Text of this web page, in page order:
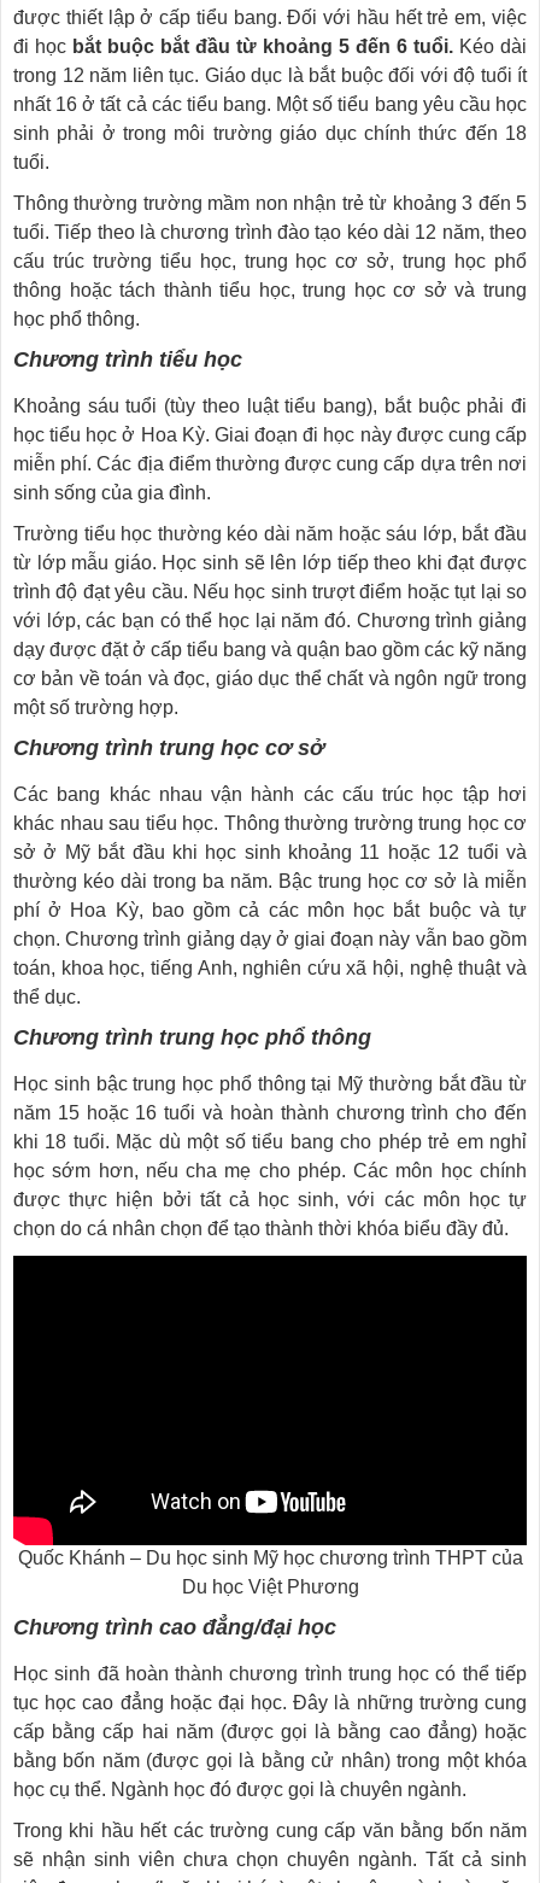
được thiết lập ở cấp tiểu bang. Đối với hầu hết trẻ em, việc
đi học bắt buộc bắt đầu từ khoảng 5 đến 6 tuổi. Kéo dài
trong 12 năm liên tục. Giáo dục là bắt buộc đối với độ tuổi ít
nhất 16 ở tất cả các tiểu bang. Một số tiểu bang yêu cầu học
sinh phải ở trong môi trường giáo dục chính thức đến 18
tuổi.
Thông thường trường mầm non nhận trẻ từ khoảng 3 đến 5
tuổi. Tiếp theo là chương trình đào tạo kéo dài 12 năm, theo
cấu trúc trường tiểu học, trung học cơ sở, trung học phổ
thông hoặc tách thành tiểu học, trung học cơ sở và trung
học phổ thông.
Chương trình tiểu học
Khoảng sáu tuổi (tùy theo luật tiểu bang), bắt buộc phải đi
học tiểu học ở Hoa Kỳ. Giai đoạn đi học này được cung cấp
miễn phí. Các địa điểm thường được cung cấp dựa trên nơi
sinh sống của gia đình.
Trường tiểu học thường kéo dài năm hoặc sáu lớp, bắt đầu
từ lớp mẫu giáo. Học sinh sẽ lên lớp tiếp theo khi đạt được
trình độ đạt yêu cầu. Nếu học sinh trượt điểm hoặc tụt lại so
với lớp, các bạn có thể học lại năm đó. Chương trình giảng
dạy được đặt ở cấp tiểu bang và quận bao gồm các kỹ năng
cơ bản về toán và đọc, giáo dục thể chất và ngôn ngữ trong
một số trường hợp.
Chương trình trung học cơ sở
Các bang khác nhau vận hành các cấu trúc học tập hơi
khác nhau sau tiểu học. Thông thường trường trung học cơ
sở ở Mỹ bắt đầu khi học sinh khoảng 11 hoặc 12 tuổi và
thường kéo dài trong ba năm. Bậc trung học cơ sở là miễn
phí ở Hoa Kỳ, bao gồm cả các môn học bắt buộc và tự
chọn. Chương trình giảng dạy ở giai đoạn này vẫn bao gồm
toán, khoa học, tiếng Anh, nghiên cứu xã hội, nghệ thuật và
thể dục.
Chương trình trung học phổ thông
Học sinh bậc trung học phổ thông tại Mỹ thường bắt đầu từ
năm 15 hoặc 16 tuổi và hoàn thành chương trình cho đến
khi 18 tuổi. Mặc dù một số tiểu bang cho phép trẻ em nghỉ
học sớm hơn, nếu cha mẹ cho phép. Các môn học chính
được thực hiện bởi tất cả học sinh, với các môn học tự
chọn do cá nhân chọn để tạo thành thời khóa biểu đầy đủ.
Quốc Khánh – Du học sinh Mỹ học chương trình THPT của
Du học Việt Phương
Chương trình cao đẳng/đại học
Học sinh đã hoàn thành chương trình trung học có thể tiếp
tục học cao đẳng hoặc đại học. Đây là những trường cung
cấp bằng cấp hai năm (được gọi là bằng cao đẳng) hoặc
bằng bốn năm (được gọi là bằng cử nhân) trong một khóa
học cụ thể. Ngành học đó được gọi là chuyên ngành.
Trong khi hầu hết các trường cung cấp văn bằng bốn năm
sẽ nhận sinh viên chưa chọn chuyên ngành. Tất cả sinh